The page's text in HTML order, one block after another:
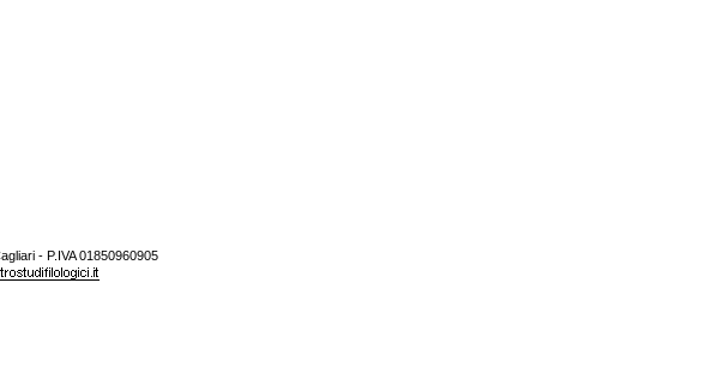
- P.IVA 01850960905